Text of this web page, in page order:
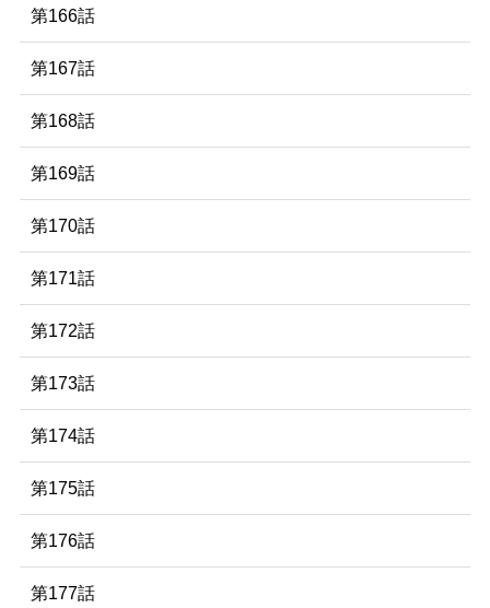
第166話
第167話
第168話
第169話
第170話
第171話
第172話
第173話
第174話
第175話
第176話
第177話